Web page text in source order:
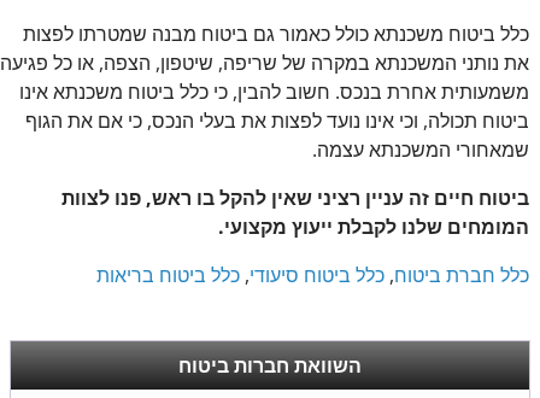
כלל ביטוח משכנתא כולל כאמור גם ביטוח מבנה שמטרתו לפצות
את נותני המשכנתא במקרה של שריפה, שיטפון, הצפה, או כל פגיעה
משמעותית אחרת בנכס. חשוב להבין, כי כלל ביטוח משכנתא אינו
ביטוח תכולה, וכי אינו נועד לפצות את בעלי הנכס, כי אם את הגוף
שמאחורי המשכנתא עצמה.
ביטוח חיים זה עניין רציני שאין להקל בו ראש, פנו לצוות
המומחים שלנו לקבלת ייעוץ מקצועי.
כלל חברת ביטוח, כלל ביטוח סיעודי, כלל ביטוח בריאות
השוואת חברות ביטוח